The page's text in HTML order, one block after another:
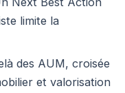
limite la
des AUM, croisée
et valorisation